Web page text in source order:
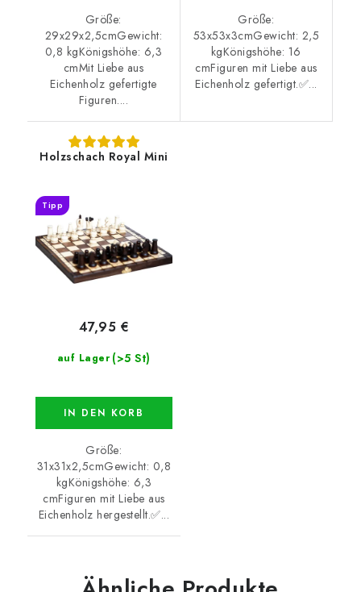
Größe:
29x29x2,5cmGewicht:
0,8 kgKönigshöhe: 6,3
cmMit Liebe aus
Eichenholz gefertigte
Figuren....
Größe:
53x53x3cmGewicht: 2,5
kgKönigshöhe: 16
cmFiguren mit Liebe aus
Eichenholz gefertigt.✅...
Holzschach Royal Mini
Tipp
auf Lager (>5 St)
47,95 €
IN DEN KORB
Größe:
31x31x2,5cmGewicht: 0,8
kgKönigshöhe: 6,3
cmFiguren mit Liebe aus
Eichenholz hergestellt.✅...